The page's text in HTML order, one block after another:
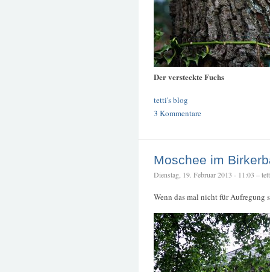
Der versteckte Fuchs
tetti's blog
3 Kommentare
Moschee im
Dienstag, 19. Februar 2013 - 11:03 –
Wenn das mal nicht für Aufregung